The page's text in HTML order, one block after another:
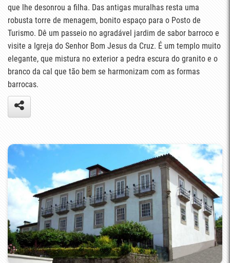
que lhe desonrou a filha. Das antigas muralhas resta uma
robusta torre de menagem, bonito espaço para o Posto de
Turismo. Dê um passeio no agradável jardim de sabor barroco e
visite a Igreja do Senhor Bom Jesus da Cruz. É um templo muito
elegante, que mistura no exterior a pedra escura do granito e o
branco da cal que tão bem se harmonizam com as formas
barrocas.